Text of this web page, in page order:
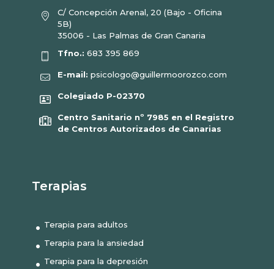
C/ Concepción Arenal, 20 (Bajo - Oficina
5B)
35006 - Las Palmas de Gran Canaria
Tfno.: 683 395 869
E-mail: psicologo@guillermoorozco.com
Colegiado P-02370
Centro Sanitario nº 7985 en el Registro
de Centros Autorizados de Canarias
Terapias
Terapia para adultos
Terapia para la ansiedad
Terapia para la depresión